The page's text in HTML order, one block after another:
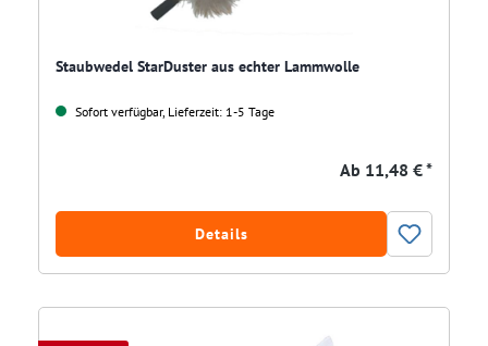
Staubwedel StarDuster aus echter Lammwolle
Sofort verfügbar, Lieferzeit: 1-5 Tage
Ab 11,48 € *
Details